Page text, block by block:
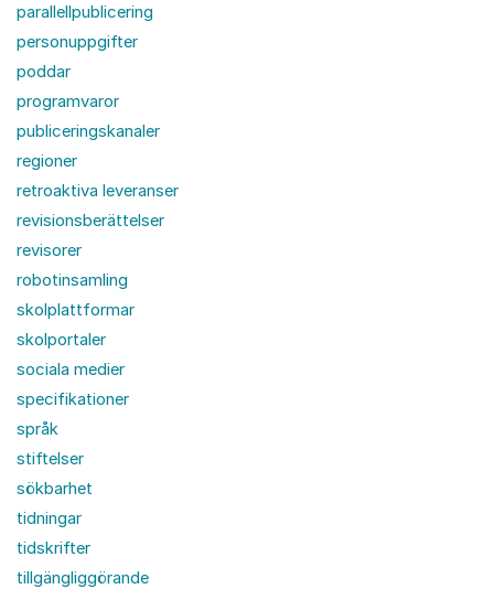
parallellpublicering
personuppgifter
poddar
programvaror
publiceringskanaler
regioner
retroaktiva leveranser
revisionsberättelser
revisorer
robotinsamling
skolplattformar
skolportaler
sociala medier
specifikationer
språk
stiftelser
sökbarhet
tidningar
tidskrifter
tillgängliggörande